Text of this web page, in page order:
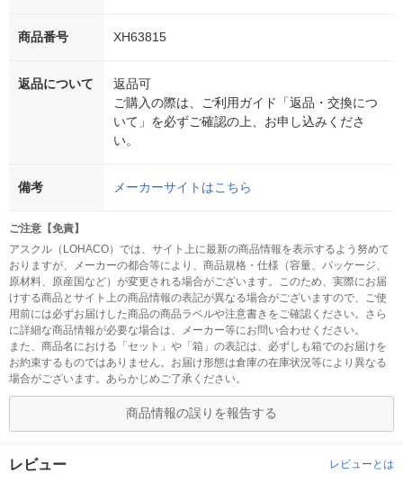
商品番号 XH63815
返品について
返品可
ご購入の際は、ご利用ガイド「返品・交換につ
いて」を必ずご確認の上、お申し込みくださ
い。
備考 メーカーサイトはこちら
ご注意【免責】
アスクル（LOHACO）では、サイト上に最新の商品情報を表示するよう努めて
おりますが、メーカーの都合等により、商品規格・仕様（容量、パッケージ、
原材料、原産国など）が変更される場合がございます。このため、実際にお届
けする商品とサイト上の商品情報の表記が異なる場合がございますので、ご使
用前には必ずお届けした商品の商品ラベルや注意書きをご確認ください。さら
に詳細な商品情報が必要な場合は、メーカー等にお問い合わせください。
また、商品名における「セット」や「箱」の表記は、必ずしも箱でのお届けを
お約束するものではありません。お届け形態は倉庫の在庫状況等により異なる
場合がございます。あらかじめご了承ください。
商品情報の誤りを報告する
レビュー レビューとは